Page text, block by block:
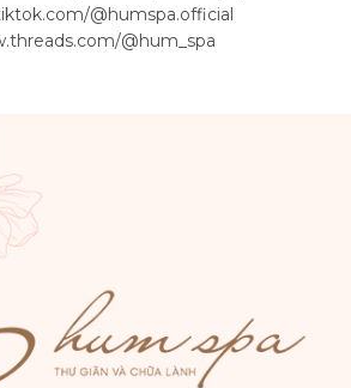
@humspa.official
@hum_spa